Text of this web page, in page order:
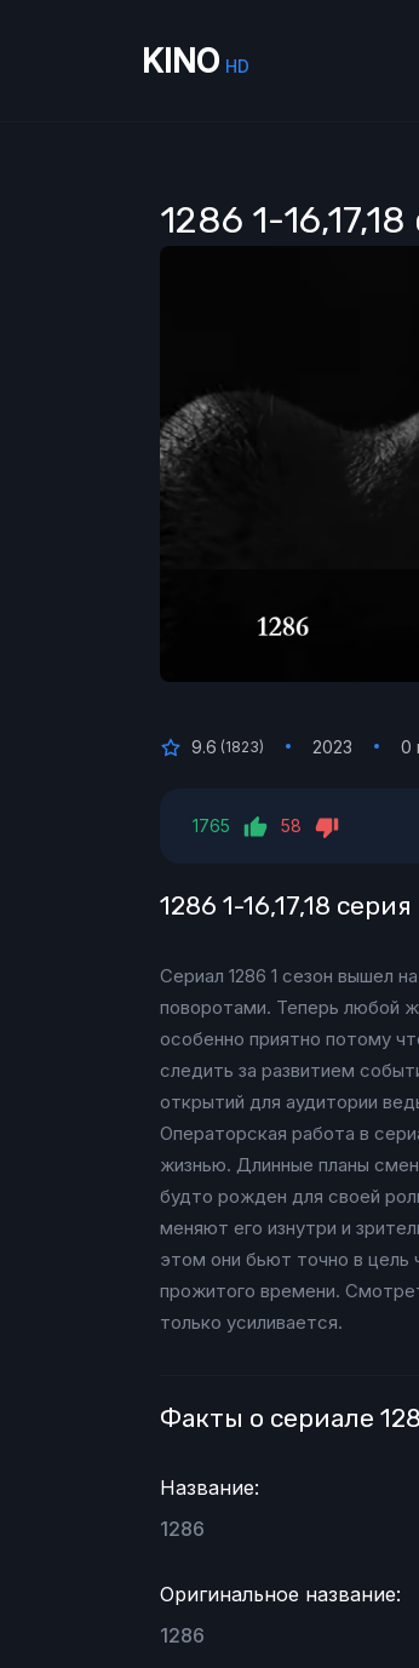
KINO HD
1286 1-
9.6 (1823) 2023 0
1765 58
1286 1-16,17,18
Сериал 1286 1 сезон вышел
поворотами. Теперь любой
особенно приятно потому
следить за развитием
открытий для аудитории
Операторская работа в
жизнью. Длинные планы
будто рожден для своей
меняют его изнутри и
этом они бьют точно в цель
прожитого времени.
только усиливается.
Факты о сериале
Название:
1286
Оригинальное название:
1286